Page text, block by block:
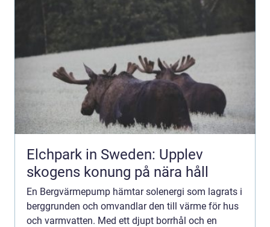
Elchpark in Sweden: Upplev
skogens konung på nära håll
En Bergvärmepump hämtar solenergi som lagrats i
berggrunden och omvandlar den till värme för hus
och varmvatten. Med ett djupt borrhål och en